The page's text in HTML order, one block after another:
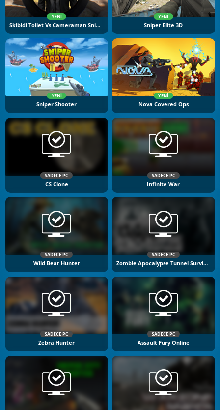
YENI
Skibidi Toilet Vs Cameraman Sniper
YENI
Sniper Elite 3D
YENI
Sniper Shooter
YENI
Nova Covered Ops
SADECE PC
CS Clone
SADECE PC
Infinite War
SADECE PC
Wild Bear Hunter
SADECE PC
Zombie Apocalypse Tunnel Survival
SADECE PC
Zebra Hunter
SADECE PC
Assault Fury Online